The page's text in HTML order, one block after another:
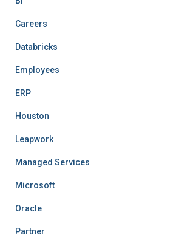
Careers
Databricks
Employees
ERP
Houston
Leapwork
Managed Services
Microsoft
Oracle
Partner